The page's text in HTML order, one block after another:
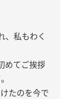
、私もわく
めてご挨拶
たのを今で